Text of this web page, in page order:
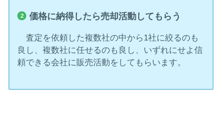
価格に納得したら売却活動してもらう
査定を依頼した複数社の中から1社に絞るのも
良し、複数社に任せるのも良し、いずれにせよ信
頼できる会社に販売活動をしてもらいます。